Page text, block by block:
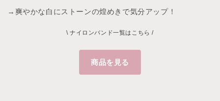
→爽やかな白にストーンの煌めきで気分アップ！
\ ナイロンバンド一覧はこちら /
商品を見る